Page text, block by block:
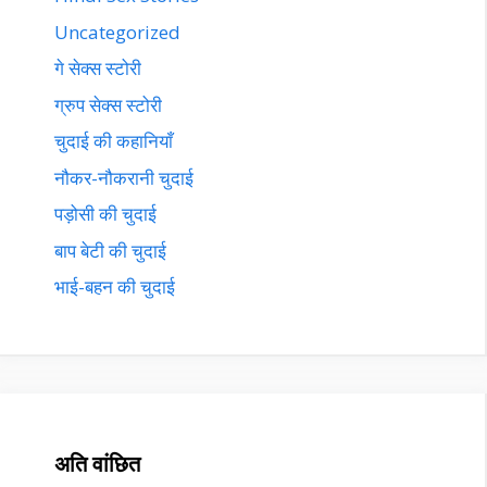
Uncategorized
गे सेक्स स्टोरी
ग्रुप सेक्स स्टोरी
चुदाई की कहानियाँ
नौकर-नौकरानी चुदाई
पड़ोसी की चुदाई
बाप बेटी की चुदाई
भाई-बहन की चुदाई
अति वांछित